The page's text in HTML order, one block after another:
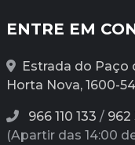
ENTRE EM
Estrada do Paço
Horta Nova, 1600-
966 110 133 / 962
(Apartir das 14:00